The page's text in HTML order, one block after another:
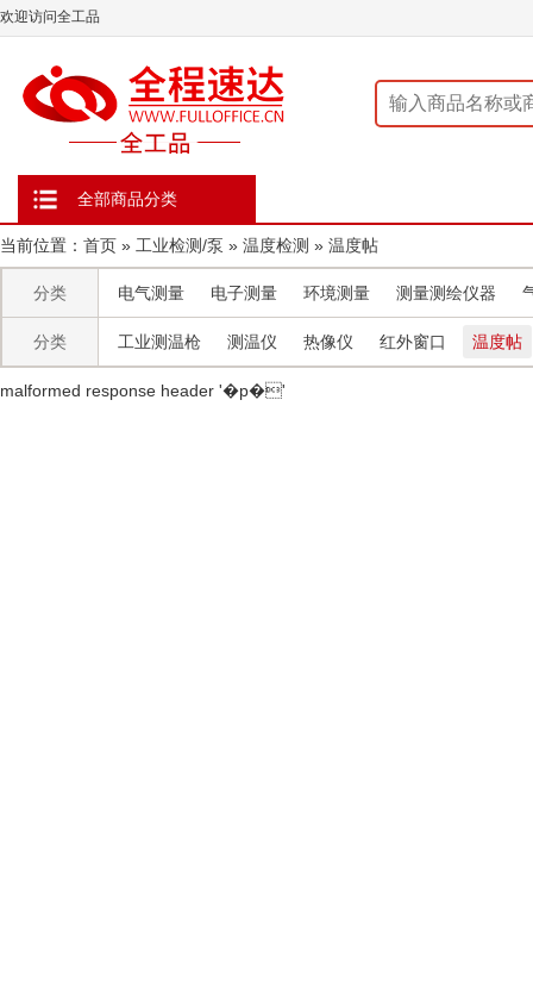
欢迎访问全工品
全部商品分类
当前位置： 首页 » 工业检测/泵 » 温度检测 » 温度帖
分类 电气测量 电子测量 环境测量 测量测绘仪器
分类 工业测温枪 测温仪 热像仪 红外窗口 温度帖
malformed response header ' �p�'